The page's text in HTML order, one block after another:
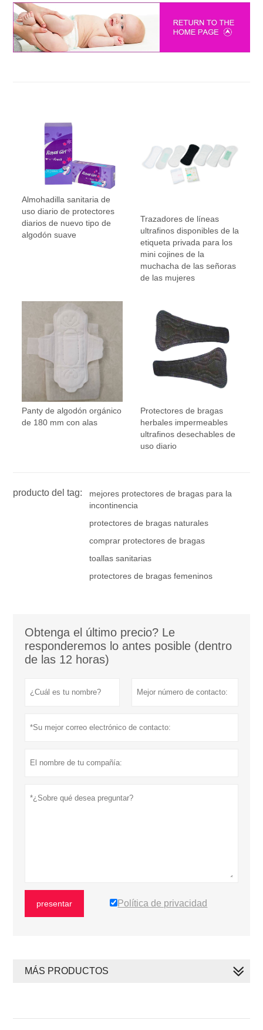
Almohadilla sanitaria de
uso diario de protectores
diarios de nuevo tipo de
algodón suave
Trazadores de líneas
ultrafinos disponibles de la
etiqueta privada para los
mini cojines de la
muchacha de las señoras
de las mujeres
Panty de algodón orgánico
de 180 mm con alas
Protectores de bragas
herbales impermeables
ultrafinos desechables de
uso diario
producto del tag:
mejores protectores de bragas para la
incontinencia
protectores de bragas naturales
comprar protectores de bragas
toallas sanitarias
protectores de bragas femeninos
Obtenga el último precio? Le
responderemos lo antes posible (dentro
de las 12 horas)
presentar Política de privacidad
MÁS PRODUCTOS